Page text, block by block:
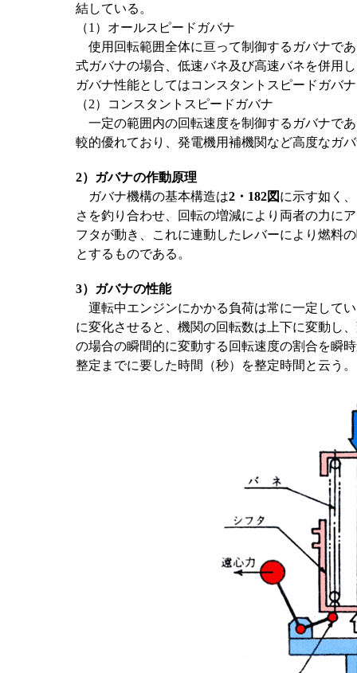
結している。
（1）オールスピードガバナ
使用回転範囲全体に亘って制御するガバナで
式ガバナの場合、低速バネ及び高速バネを併用
ガバナ性能としてはコンスタントスピードガバ
（2）コンスタントスピードガバナ
一定の範囲内の回転速度を制御するガバナで
較的優れており、発電機用補機関など高度なガ
2）ガバナの作動原理
ガバナ機構の基本構造は2・182図に示す如く
さを釣り合わせ、回転の増減により両者の力に
フタが動き、これに連動したレバーにより燃料
とするものである。
3）ガバナの性能
運転中エンジンにかかる負荷は常に一定して
に変化させると、機関の回転数は上下に変動し
の場合の瞬間的に変動する回転速度の割合を瞬
整定までに要した時間（秒）を整定時間と云う。